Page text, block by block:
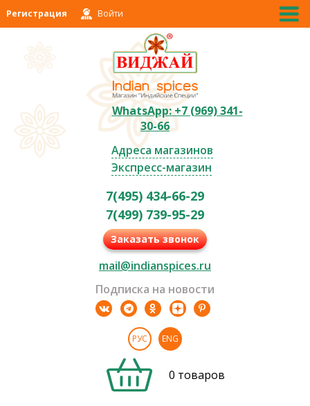
Регистрация Войти
WhatsApp: +7 (969) 341-
30-66
Адреса магазинов
Экспресс-магазин
7(495) 434-66-29
7(499) 739-95-29
Заказать звонок
mail@indianspices.ru
Подписка на новости
РУС ENG
0 товаров